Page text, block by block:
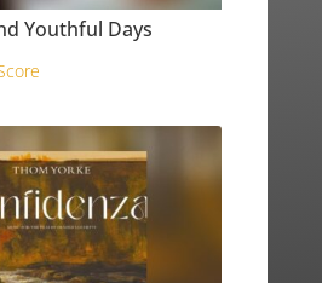
Youthful Days